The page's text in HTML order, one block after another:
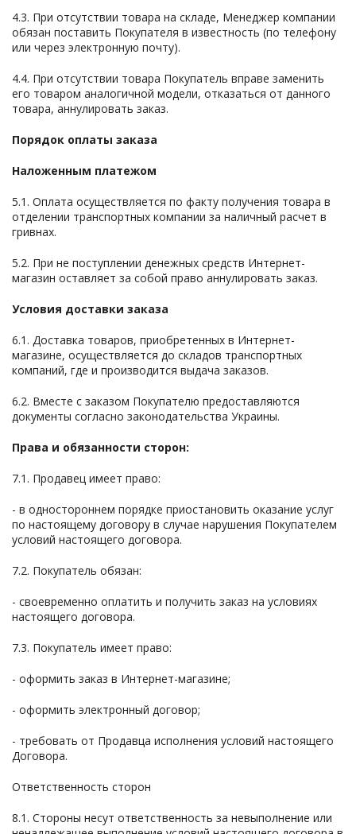
4.3. При отсутствии товара на складе, Менеджер компании
обязан поставить Покупателя в известность (по телефону
или через электронную почту).
4.4. При отсутствии товара Покупатель вправе заменить
его товаром аналогичной модели, отказаться от данного
товара, аннулировать заказ.
Порядок оплаты заказа
Наложенным платежом
5.1. Оплата осуществляется по факту получения товара в
отделении транспортных компании за наличный расчет в
гривнах.
5.2. При не поступлении денежных средств Интернет-
магазин оставляет за собой право аннулировать заказ.
Условия доставки заказа
6.1. Доставка товаров, приобретенных в Интернет-
магазине, осуществляется до складов транспортных
компаний, где и производится выдача заказов.
6.2. Вместе с заказом Покупателю предоставляются
документы согласно законодательства Украины.
Права и обязанности сторон:
7.1. Продавец имеет право:
- в одностороннем порядке приостановить оказание услуг
по настоящему договору в случае нарушения Покупателем
условий настоящего договора.
7.2. Покупатель обязан:
- своевременно оплатить и получить заказ на условиях
настоящего договора.
7.3. Покупатель имеет право:
- оформить заказ в Интернет-магазине;
- оформить электронный договор;
- требовать от Продавца исполнения условий настоящего
Договора.
Ответственность сторон
8.1. Стороны несут ответственность за невыполнение или